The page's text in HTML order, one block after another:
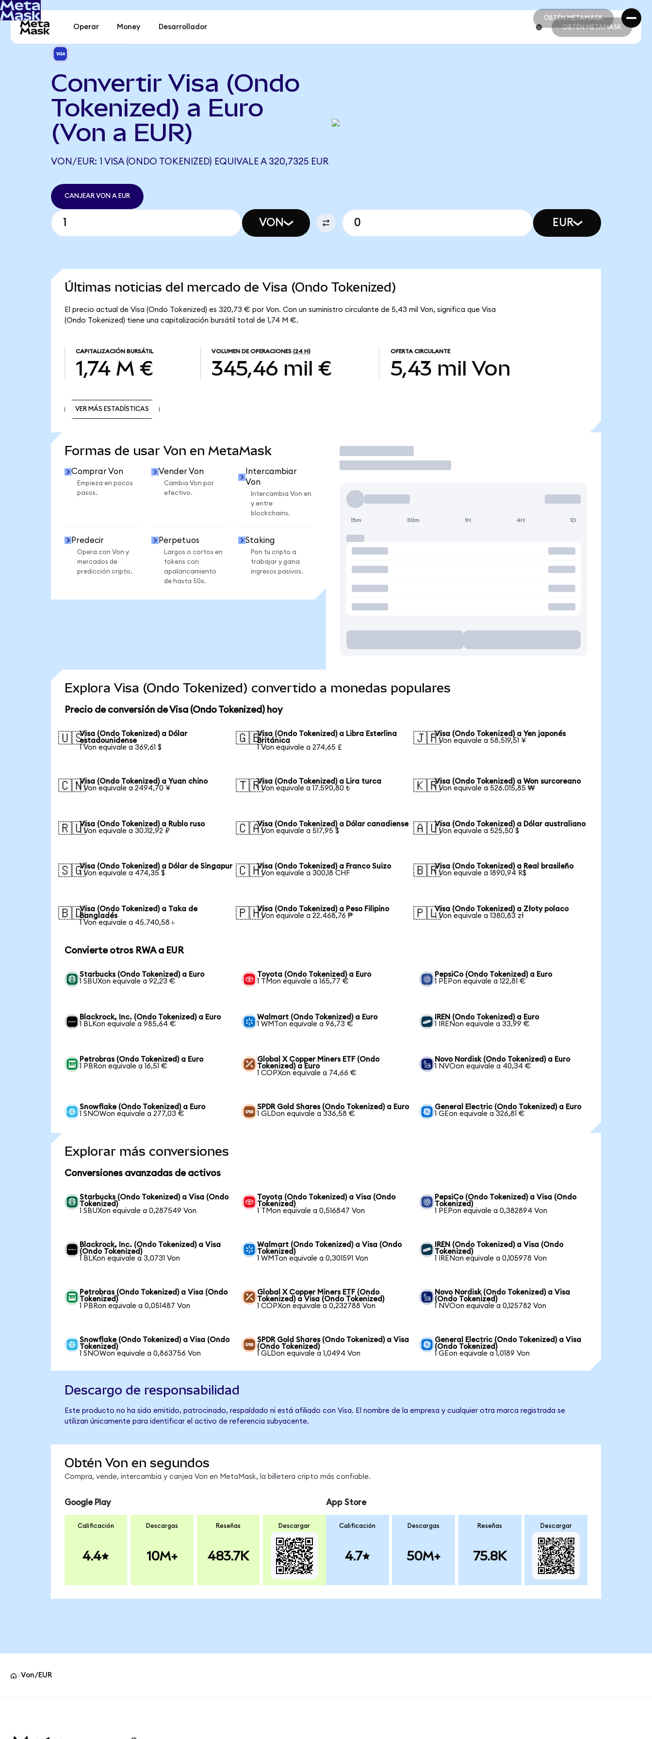
OBTÉN METAMASK
OBTÉN METAMASK
Operar Money Desarrollador OBTÉN METAMASK
Convertir Visa (Ondo
Tokenized) a Euro
(Von a EUR)
VON/EUR: 1 VISA (ONDO TOKENIZED) EQUIVALE A 320,7325 EUR
CANJEAR VON A EUR
VON EUR
Últimas noticias del mercado de Visa (Ondo Tokenized)
El precio actual de Visa (Ondo Tokenized) es 320,73 € por Von. Con un suministro circulante de 5,43 mil Von, significa que Visa
(Ondo Tokenized) tiene una capitalización bursátil total de 1,74 M €.
CAPITALIZACIÓN BURSÁTIL
1,74 M €
VOLUMEN DE OPERACIONES (24 H)
345,46 mil €
OFERTA CIRCULANTE
5,43 mil Von
VER MÁS ESTADÍSTICAS
Formas de usar Von en MetaMask
Comprar Von
Empieza en pocos
pasos.
Vender Von
Cambia Von por
efectivo.
Intercambiar
Von
Intercambia Von en
y entre
blockchains.
Predecir
Opera con Von y
mercados de
predicción cripto.
Perpetuos
Largos o cortos en
tokens con
apalancamiento
de hasta 50x.
Staking
Pon tu cripto a
trabajar y gana
ingresos pasivos.
Operar
15m 30m 1H 4H 1D
Explora Visa (Ondo Tokenized) convertido a monedas populares
Precio de conversión de Visa (Ondo Tokenized) hoy
🇺🇸Visa (Ondo Tokenized) a Dólar
estadounidense
1 Von equivale a 369,61 $
🇬🇧Visa (Ondo Tokenized) a Libra Esterlina
Británica
1 Von equivale a 274,65 £
🇯🇵Visa (Ondo Tokenized) a Yen japonés
1 Von equivale a 58.519,51 ¥
🇨🇳Visa (Ondo Tokenized) a Yuan chino
1 Von equivale a 2494,70 ¥
🇹🇷Visa (Ondo Tokenized) a Lira turca
1 Von equivale a 17.590,80 ₺
🇰🇷Visa (Ondo Tokenized) a Won surcoreano
1 Von equivale a 526.015,85 ₩
🇷🇺Visa (Ondo Tokenized) a Rublo ruso
1 Von equivale a 30.112,92 ₽
🇨🇦Visa (Ondo Tokenized) a Dólar canadiense
1 Von equivale a 517,95 $
🇦🇺Visa (Ondo Tokenized) a Dólar australiano
1 Von equivale a 525,50 $
🇸🇬Visa (Ondo Tokenized) a Dólar de Singapur
1 Von equivale a 474,35 $
🇨🇭Visa (Ondo Tokenized) a Franco Suizo
1 Von equivale a 300,18 CHF
🇧🇷Visa (Ondo Tokenized) a Real brasileño
1 Von equivale a 1890,94 R$
🇧🇩Visa (Ondo Tokenized) a Taka de
Bangladés
1 Von equivale a 45.740,58 ৳
🇵🇭Visa (Ondo Tokenized) a Peso Filipino
1 Von equivale a 22.468,76 ₱
🇵🇱Visa (Ondo Tokenized) a Złoty polaco
1 Von equivale a 1380,83 zł
Convierte otros RWA a EUR
Starbucks (Ondo Tokenized) a Euro
1 SBUXon equivale a 92,23 €
Toyota (Ondo Tokenized) a Euro
1 TMon equivale a 165,77 €
PepsiCo (Ondo Tokenized) a Euro
1 PEPon equivale a 122,81 €
Blackrock, Inc. (Ondo Tokenized) a Euro
1 BLKon equivale a 985,64 €
Walmart (Ondo Tokenized) a Euro
1 WMTon equivale a 96,73 €
IREN (Ondo Tokenized) a Euro
1 IRENon equivale a 33,99 €
Petrobras (Ondo Tokenized) a Euro
1 PBRon equivale a 16,51 €
Global X Copper Miners ETF (Ondo
Tokenized) a Euro
1 COPXon equivale a 74,66 €
Novo Nordisk (Ondo Tokenized) a Euro
1 NVOon equivale a 40,34 €
Snowflake (Ondo Tokenized) a Euro
1 SNOWon equivale a 277,03 €
SPDR Gold Shares (Ondo Tokenized) a Euro
1 GLDon equivale a 336,58 €
General Electric (Ondo Tokenized) a Euro
1 GEon equivale a 326,81 €
Explorar más conversiones
Conversiones avanzadas de activos
Starbucks (Ondo Tokenized) a Visa (Ondo
Tokenized)
1 SBUXon equivale a 0,287549 Von
Toyota (Ondo Tokenized) a Visa (Ondo
Tokenized)
1 TMon equivale a 0,516847 Von
PepsiCo (Ondo Tokenized) a Visa (Ondo
Tokenized)
1 PEPon equivale a 0,382894 Von
Blackrock, Inc. (Ondo Tokenized) a Visa
(Ondo Tokenized)
1 BLKon equivale a 3,0731 Von
Walmart (Ondo Tokenized) a Visa (Ondo
Tokenized)
1 WMTon equivale a 0,301591 Von
IREN (Ondo Tokenized) a Visa (Ondo
Tokenized)
1 IRENon equivale a 0,105978 Von
Petrobras (Ondo Tokenized) a Visa (Ondo
Tokenized)
1 PBRon equivale a 0,051487 Von
Global X Copper Miners ETF (Ondo
Tokenized) a Visa (Ondo Tokenized)
1 COPXon equivale a 0,232788 Von
Novo Nordisk (Ondo Tokenized) a Visa
(Ondo Tokenized)
1 NVOon equivale a 0,125782 Von
Snowflake (Ondo Tokenized) a Visa (Ondo
Tokenized)
1 SNOWon equivale a 0,863756 Von
SPDR Gold Shares (Ondo Tokenized) a Visa
(Ondo Tokenized)
1 GLDon equivale a 1,0494 Von
General Electric (Ondo Tokenized) a Visa
(Ondo Tokenized)
1 GEon equivale a 1,0189 Von
Descargo de responsabilidad
Este producto no ha sido emitido, patrocinado, respaldado ni está afiliado con Visa. El nombre de la empresa y cualquier otra marca registrada se
utilizan únicamente para identificar el activo de referencia subyacente.
Obtén Von en segundos
Compra, vende, intercambia y canjea Von en MetaMask, la billetera cripto más confiable.
Google Play
Calificación
4.4
Descargas
10M+
Reseñas
483.7K
Descargar
App Store
Calificación
4.7
Descargas
50M+
Reseñas
75.8K
Descargar
Von/EUR